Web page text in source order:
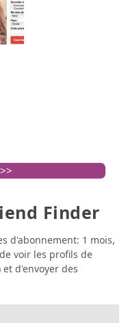
Finder
d'abonnement: 1 mois,
voir les profils de
d'envoyer des